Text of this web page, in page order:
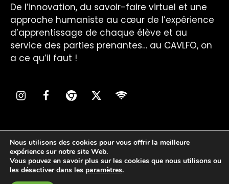
De l’innovation, du savoir-faire virtuel et une
approche humaniste au cœur de l’expérience
d’apprentissage de chaque élève et au
service des parties prenantes… au CAVLFO, on
a ce qu’il faut !
cavlfo© 2025. Tous droits réservés | Réalisation
Nous utilisons des cookies pour vous offrir la meilleure
expérience sur notre site Web.
Vous pouvez en savoir plus sur les cookies que nous utilisons ou
les désactiver dans les paramètres.